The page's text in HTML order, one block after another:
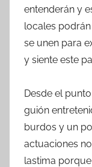
entenderán y
locales
se unen para
y siente este
Desde el
guión
burdos y un
actuaciones
lastima